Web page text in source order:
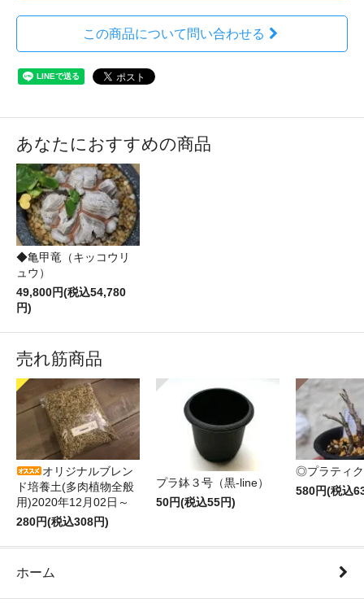
この商品について問い合わせる
あなたにおすすめの商品
◆亀甲竜（キッコウリ
ュウ）
49,800円(税込54,780
円)
売れ筋商品
オリジナルブレン
ド培養土(多肉植物全般
用)2020年12月02日～
280円(税込308円)
プラ鉢３号（黒-line）
50円(税込55円)
◎プラティ
580円(税込
ホーム